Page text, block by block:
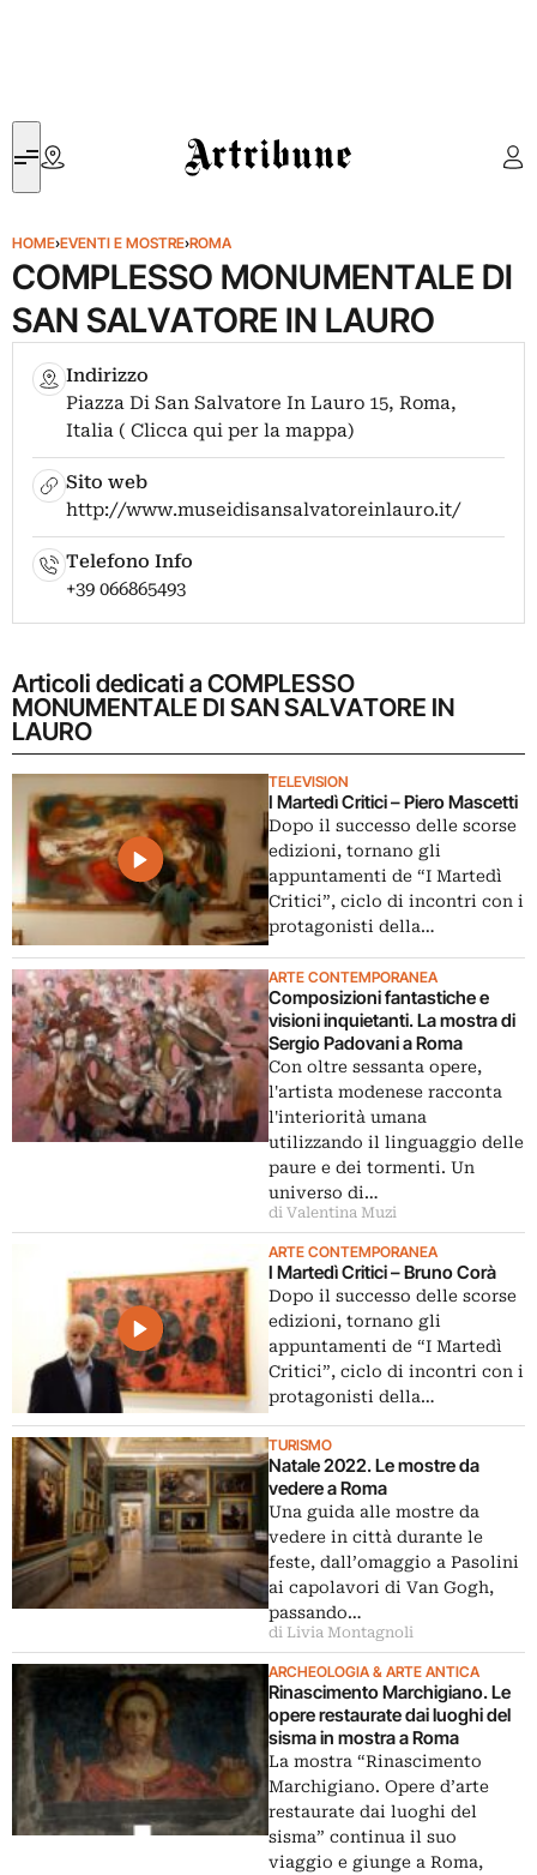
Artribune
HOME›EVENTI E MOSTRE›ROMA
COMPLESSO MONUMENTALE DI
SAN SALVATORE IN LAURO
Indirizzo
Piazza Di San Salvatore In Lauro 15, Roma,
Italia ( Clicca qui per la mappa)
Sito web
http://www.museidisansalvatoreinlauro.it/
Telefono Info
+39 066865493
Articoli dedicati a COMPLESSO
MONUMENTALE DI SAN SALVATORE IN
LAURO
TELEVISION
I Martedì Critici – Piero Mascetti
Dopo il successo delle scorse
edizioni, tornano gli
appuntamenti de “I Martedì
Critici”, ciclo di incontri con i
protagonisti della…
ARTE CONTEMPORANEA
Composizioni fantastiche e
visioni inquietanti. La mostra di
Sergio Padovani a Roma
Con oltre sessanta opere,
l'artista modenese racconta
l'interiorità umana
utilizzando il linguaggio delle
paure e dei tormenti. Un
universo di…
di Valentina Muzi
ARTE CONTEMPORANEA
I Martedì Critici – Bruno Corà
Dopo il successo delle scorse
edizioni, tornano gli
appuntamenti de “I Martedì
Critici”, ciclo di incontri con i
protagonisti della…
TURISMO
Natale 2022. Le mostre da
vedere a Roma
Una guida alle mostre da
vedere in città durante le
feste, dall’omaggio a Pasolini
ai capolavori di Van Gogh,
passando…
di Livia Montagnoli
ARCHEOLOGIA & ARTE ANTICA
Rinascimento Marchigiano. Le
opere restaurate dai luoghi del
sisma in mostra a Roma
La mostra “Rinascimento
Marchigiano. Opere d’arte
restaurate dai luoghi del
sisma” continua il suo
viaggio e giunge a Roma,